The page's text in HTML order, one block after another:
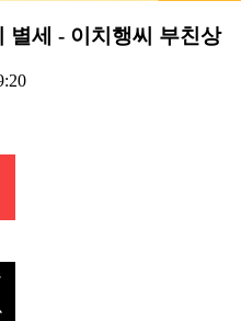
별세 - 이치행씨 부친상